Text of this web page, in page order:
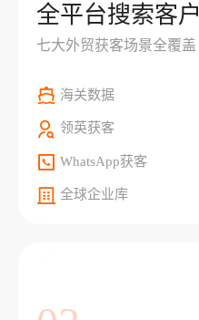
全平台搜索客户
七大外贸获客场景全覆盖
海关数据
领英获客
WhatsApp获客
全球企业库